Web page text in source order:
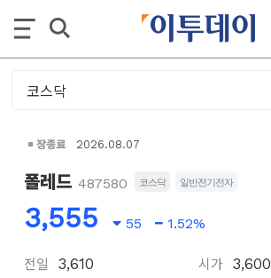
장종료 2026.08.07
폴레드 487580 코스닥 일반전기전자
3,555 55 1.52%
전일 3,610 시가 3,600